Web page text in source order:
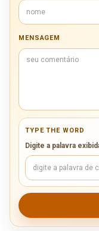
MENSAGEM
TYPE THE WORD
Digite a palavra